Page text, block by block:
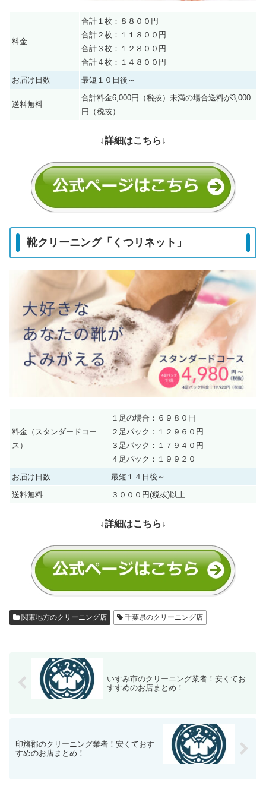
料金
合計１枚：８８００円
合計２枚：１１８００円
合計３枚：１２８００円
合計４枚：１４８００円
お届け日数
最短１０日後～
送料無料
合計料金6,000円（税抜）未満の場合送料が3,000
円（税抜）
↓詳細はこちら↓
靴クリーニング「くつリネット」
料金（スタンダードコー
ス）
１足の場合：６９８０円
２足パック：１２９６０円
３足パック：１７９４０円
４足パック：１９９２０
お届け日数
最短１４日後～
送料無料
３０００円(税抜)以上
↓詳細はこちら↓
関東地方のクリーニング店 千葉県のクリーニング店
いすみ市のクリーニング業者！安くてお
すすめのお店まとめ！
印旛郡のクリーニング業者！安くておす
すめのお店まとめ！